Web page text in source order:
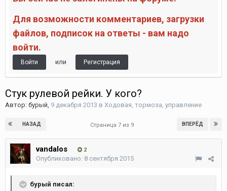
Для возможности комментариев, загрузки
файлов, подписок на ответы - вам надо
войти.
Войти или Регистрация
Стук рулевой рейки. У кого?
Автор: бурый, 9 декабря 2013 в Ходовая, тормоза, управление
НАЗАД ВПЕРЁД
Страница 7 из 9
vandalos 2
Опубликовано: 8 сентября 2015
бурый писал: